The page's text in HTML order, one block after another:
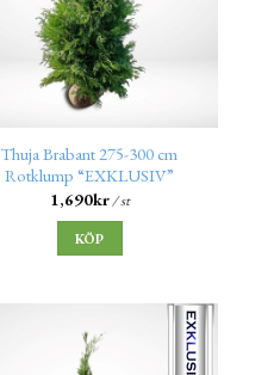
Thuja Brabant 275-300 cm
Rotklump “EXKLUSIV”
1,690kr/ st
KÖP